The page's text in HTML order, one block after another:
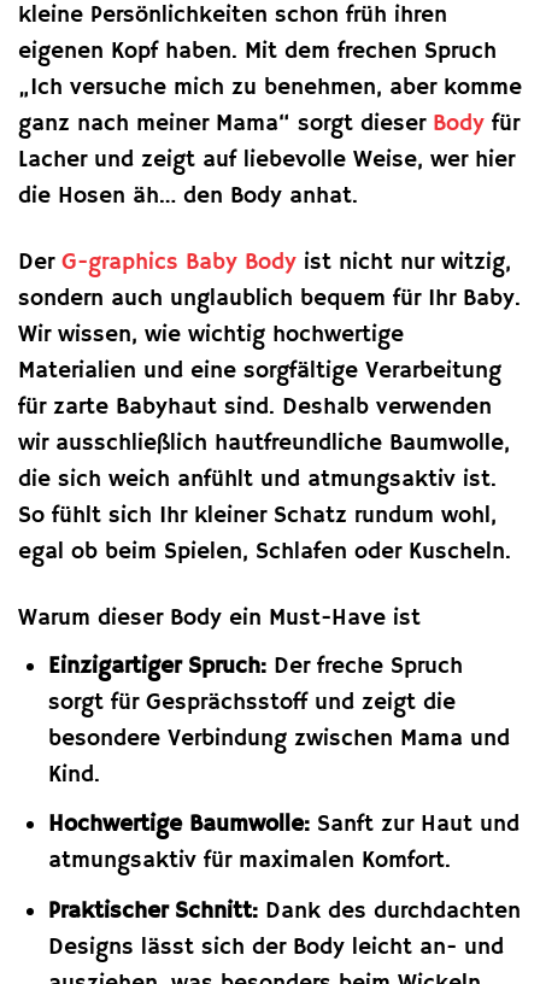
kleine Persönlichkeiten schon früh ihren
eigenen Kopf haben. Mit dem frechen Spruch
„Ich versuche mich zu benehmen, aber komme
ganz nach meiner Mama“ sorgt dieser Body für
Lacher und zeigt auf liebevolle Weise, wer hier
die Hosen äh… den Body anhat.
Der G-graphics Baby Body ist nicht nur witzig,
sondern auch unglaublich bequem für Ihr Baby.
Wir wissen, wie wichtig hochwertige
Materialien und eine sorgfältige Verarbeitung
für zarte Babyhaut sind. Deshalb verwenden
wir ausschließlich hautfreundliche Baumwolle,
die sich weich anfühlt und atmungsaktiv ist.
So fühlt sich Ihr kleiner Schatz rundum wohl,
egal ob beim Spielen, Schlafen oder Kuscheln.
Warum dieser Body ein Must-Have ist
Einzigartiger Spruch:Der freche Spruch
sorgt für Gesprächsstoff und zeigt die
besondere Verbindung zwischen Mama und
Kind.
Hochwertige Baumwolle:Sanft zur Haut und
atmungsaktiv für maximalen Komfort.
Praktischer Schnitt:Dank des durchdachten
Designs lässt sich der Body leicht an- und